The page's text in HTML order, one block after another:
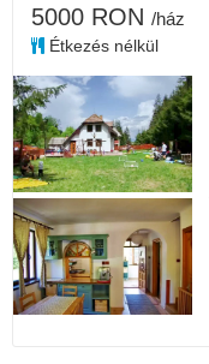
5000 RON /ház
Étkezés nélkül